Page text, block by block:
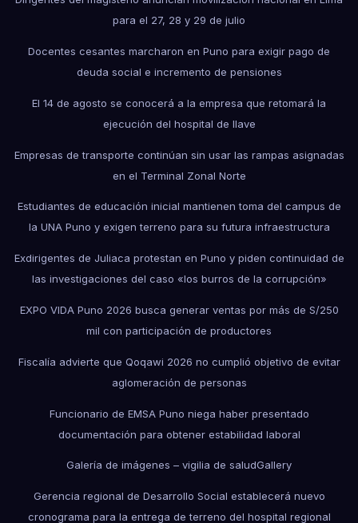
para el 27, 28 y 29 de julio
Docentes cesantes marcharon en Puno para exigir pago de
deuda social e incremento de pensiones
El 14 de agosto se conocerá a la empresa que retomará la
ejecución del hospital de Ilave
Empresas de transporte continúan sin usar las rampas asignadas
en el Terminal Zonal Norte
Estudiantes de educación inicial mantienen toma del campus de
la UNA Puno y exigen terreno para su futura infraestructura
Exdirigentes de Juliaca protestan en Puno y piden continuidad de
las investigaciones del caso «los burros de la corrupción»
EXPO VIDA Puno 2026 busca generar ventas por más de S/250
mil con participación de productores
Fiscalía advierte que Qoqawi 2026 no cumplió objetivo de evitar
aglomeración de personas
Funcionario de EMSA Puno niega haber presentado
documentación para obtener estabilidad laboral
Galería de imágenes – vigilia de saludGallery
Gerencia regional de Desarrollo Social establecerá nuevo
cronograma para la entrega de terreno del hospital regional